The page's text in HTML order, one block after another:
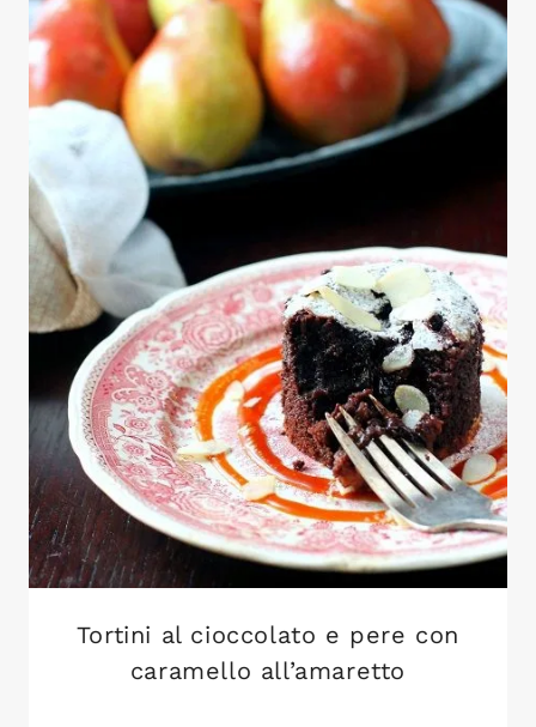
Tortini al cioccolato e pere con
caramello all’amaretto